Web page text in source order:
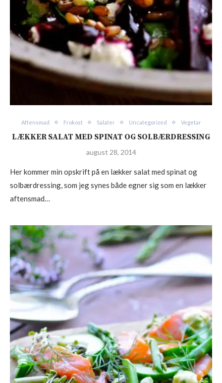
Aftensmad Frokost Salater Uncategorized Vegetar
LÆKKER SALAT MED SPINAT OG SOLBÆRDRESSING
august 28, 2014
Her kommer min opskrift på en lækker salat med spinat og
solbærdressing, som jeg synes både egner sig som en lækker
aftensmad…